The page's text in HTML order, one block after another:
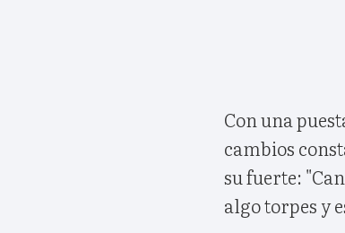
Con una
cambios
su fuerte:
algo torpes y